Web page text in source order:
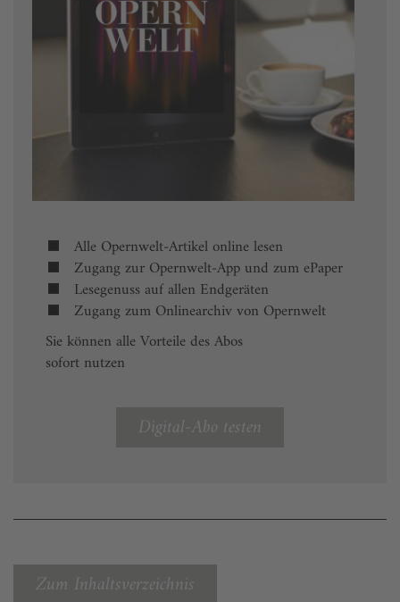
Alle Opernwelt-Artikel online lesen
Zugang zur Opernwelt-App und zum ePaper
Lesegenuss auf allen Endgeräten
Zugang zum Onlinearchiv von Opernwelt
Sie können alle Vorteile des Abos
sofort nutzen
Digital-Abo testen
Zum Inhaltsverzeichnis